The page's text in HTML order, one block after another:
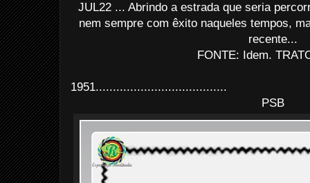
JUL22 ... Abrindo a estrada que seria
nem sempre com êxito naqueles tempos,
recente...
FONTE: Idem.
1951......................................
PSB